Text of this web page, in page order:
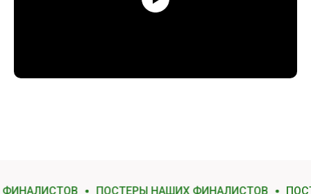
НАШИХ ФИНАЛИСТОВ ПОСТЕРЫ НАШИХ